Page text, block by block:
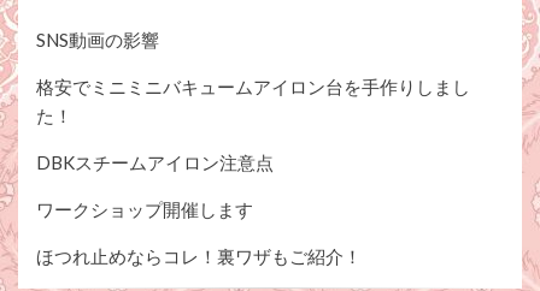
SNS動画の影響
格安でミニミニバキュームアイロン台を手作りしまし
た！
DBKスチームアイロン注意点
ワークショップ開催します
ほつれ止めならコレ！裏ワザもご紹介！